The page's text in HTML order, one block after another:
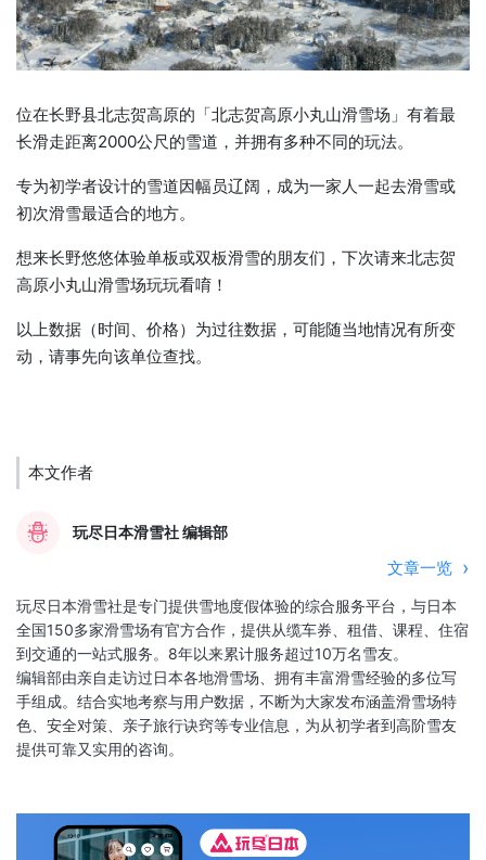
位在长野县北志贺高原的「北志贺高原小丸山滑雪场」有着最
长滑走距离2000公尺的雪道，并拥有多种不同的玩法。
专为初学者设计的雪道因幅员辽阔，成为一家人一起去滑雪或
初次滑雪最适合的地方。
想来长野悠悠体验单板或双板滑雪的朋友们，下次请来北志贺
高原小丸山滑雪场玩玩看唷！
以上数据（时间、价格）为过往数据，可能随当地情况有所变
动，请事先向该单位查找。
本文作者
玩尽日本滑雪社 编辑部
文章一览
玩尽日本滑雪社是专门提供雪地度假体验的综合服务平台，与日本
全国150多家滑雪场有官方合作，提供从缆车券、租借、课程、住宿
到交通的一站式服务。8年以来累计服务超过10万名雪友。
编辑部由亲自走访过日本各地滑雪场、拥有丰富滑雪经验的多位写
手组成。结合实地考察与用户数据，不断为大家发布涵盖滑雪场特
色、安全对策、亲子旅行诀窍等专业信息，为从初学者到高阶雪友